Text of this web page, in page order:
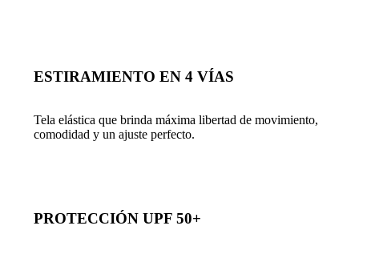
ESTIRAMIENTO EN 4 VÍAS
Tela elástica que brinda máxima libertad de movimiento,
comodidad y un ajuste perfecto.
PROTECCIÓN UPF 50+